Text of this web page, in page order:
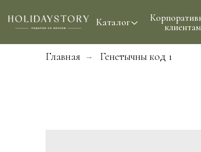
Корпоративным
клиентам
Каталог
Главная → Генетычны код 1